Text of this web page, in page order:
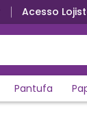
Acesso
Pantufa